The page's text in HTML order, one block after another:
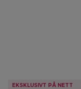
EKSKLUSIVT PÅ NETT